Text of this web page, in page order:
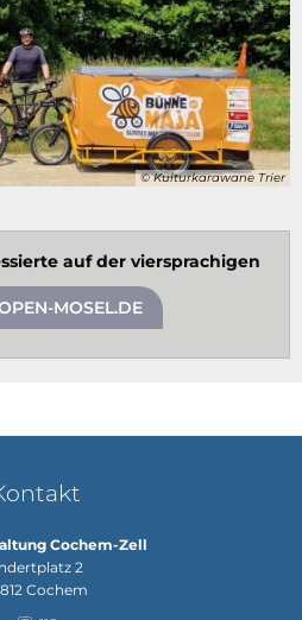
© Kulturkarawane Trier
auf der viersprachigen
MOSEL.DE
Cochem-Zell
2
Cochem